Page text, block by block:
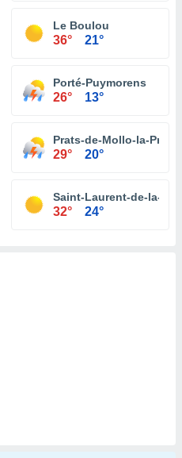
Le Boulou
36° 21°
Porté-Puymorens
26° 13°
Prats-de-Mollo-la-
29° 20°
Saint-Laurent-de-la-
32° 24°